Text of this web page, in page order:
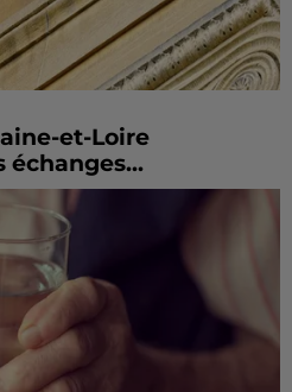
et-Loire
échanges...